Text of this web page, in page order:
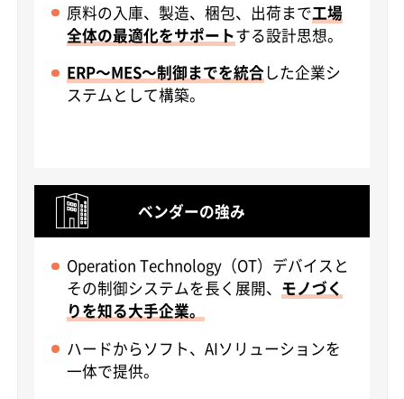
原料の入庫、製造、梱包、出荷まで工場
全体の最適化をサポートする設計思想。
ERP～MES～制御までを統合した企業シ
ステムとして構築。
ベンダーの強み
Operation Technology（OT）デバイスと
その制御システムを長く展開、 モノづく
りを知る大手企業。
ハードからソフト、AIソリューションを
一体で提供。